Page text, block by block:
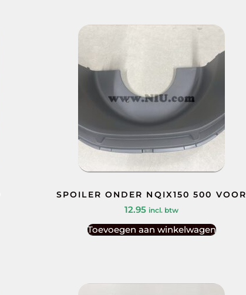
SPOILER ONDER NQIX150 500 VOOR
12.95 incl. btw
Toevoegen aan winkelwagen